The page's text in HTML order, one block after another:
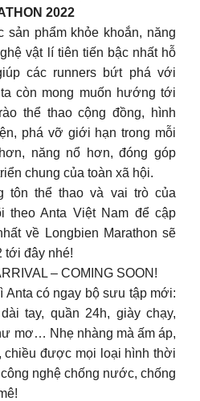
2022
sản phẩm khỏe khoắn, năng
vật lí tiên tiến bậc nhất hỗ
các runners bứt phá với
còn mong muốn hướng tới
thể thao cộng đồng, hình
phá vỡ giới hạn trong mỗi
năng nổ hơn, đóng góp
chung của toàn xã hội.
tôn thể thao và vai trò của
theo Anta Việt Nam để cập
về Longbien Marathon sẽ
tới đây nhé!
– COMING SOON!
Anta có ngay bộ sưu tập mới:
tay, quần 24h, giày chạy,
mơ… Nhẹ nhàng mà ấm áp,
chiều được mọi loại hình thời
nghệ chống nước, chống